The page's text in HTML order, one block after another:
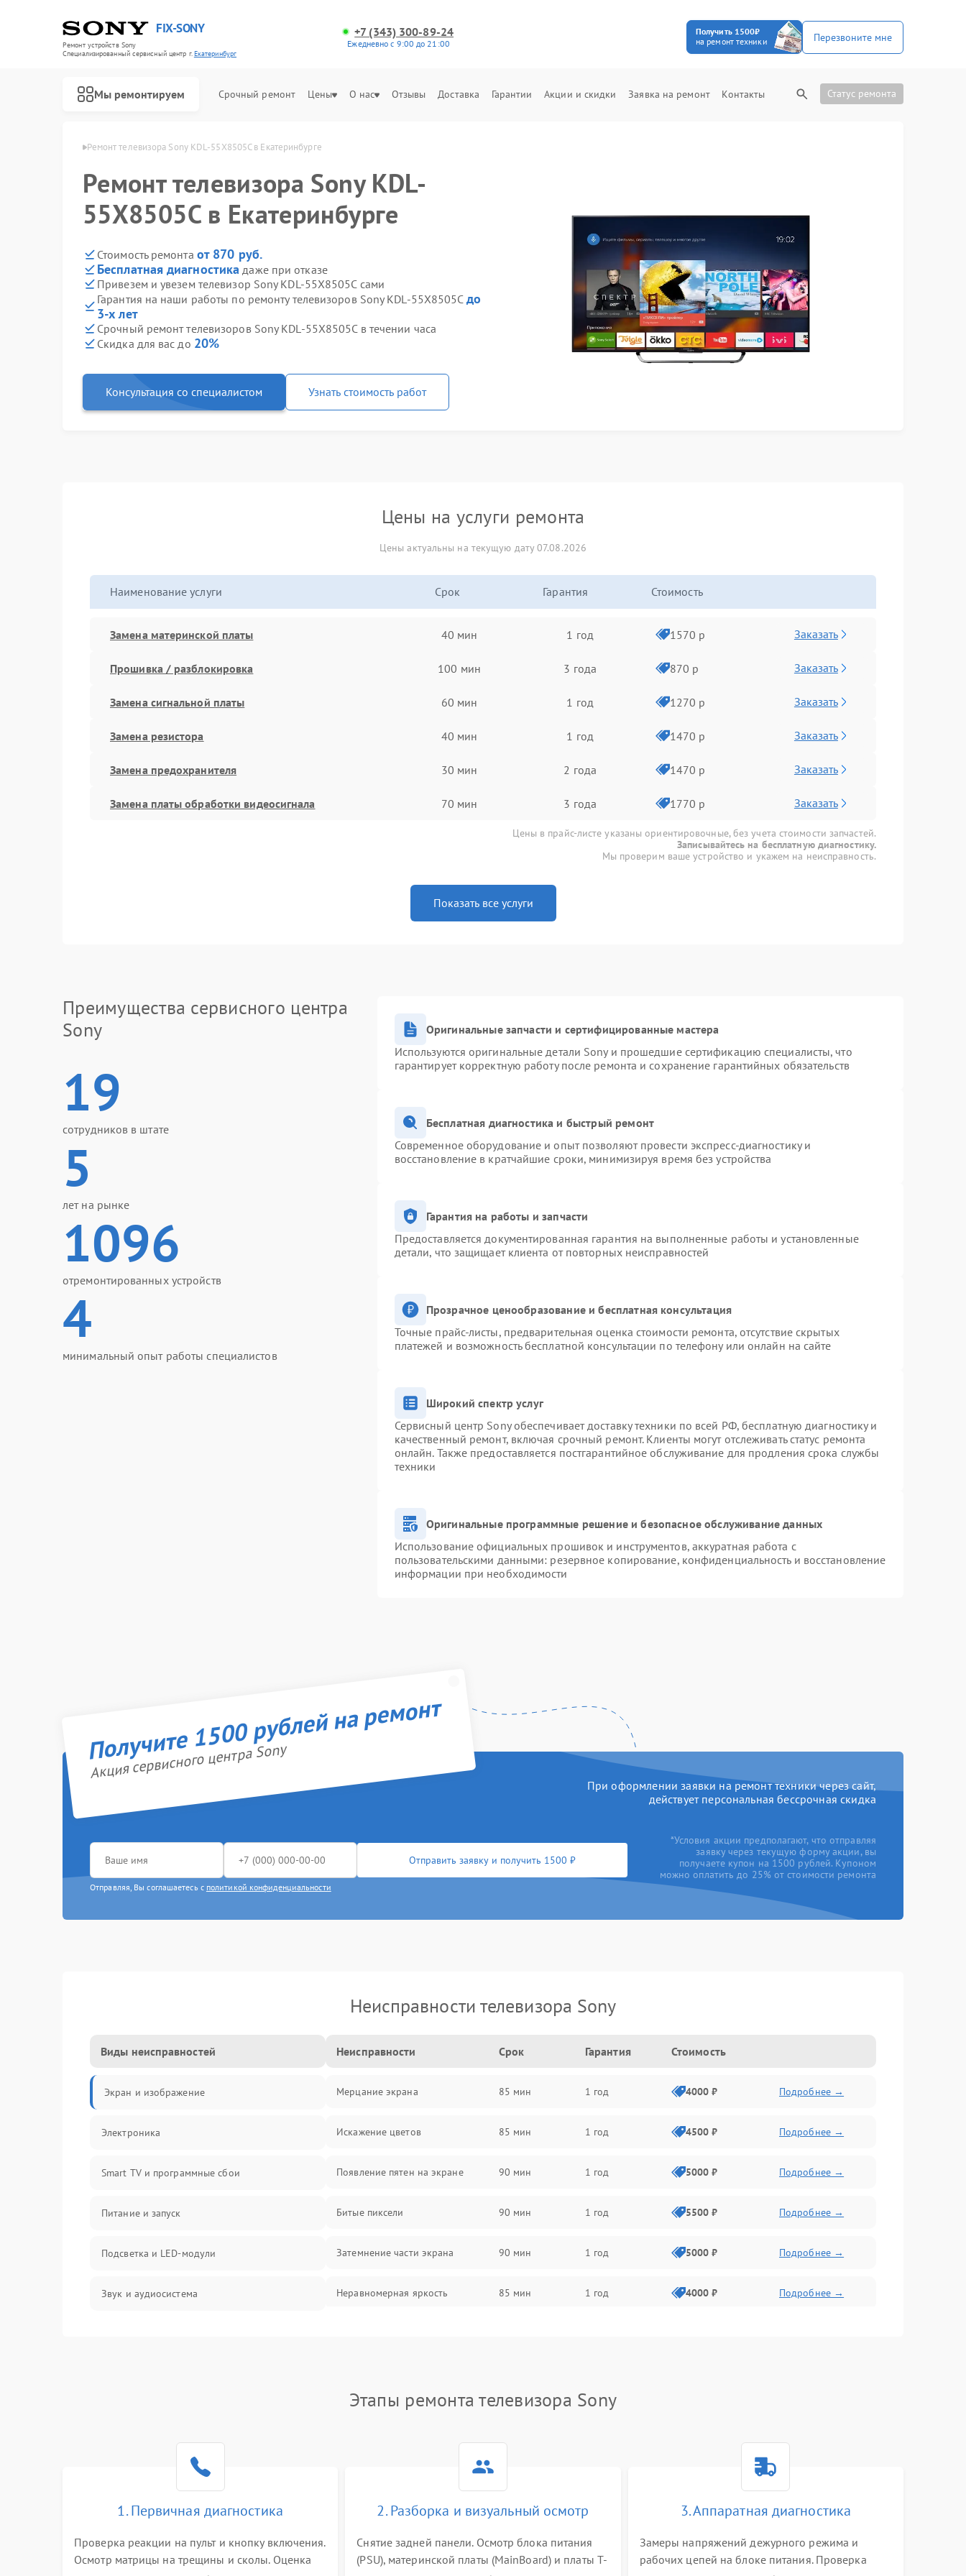
FIX-SONY
Ремонт устройств Sony
Специализированный cервисный центр г.Екатеринбург
+7 (343) 300-89-24
Ежедневно с 9:00 до 21:00
Получить 1500₽
на ремонт техники
Перезвоните мне
Мы ремонтируем Срочный ремонт Цены О нас Отзывы Доставка Гарантии Акции и скидки Заявка на ремонт Контакты Статус ремонта
Ремонт телевизора Sony KDL-55X8505C в Екатеринбурге
Ремонт телевизора Sony KDL-
55X8505C в Екатеринбурге
Стоимость ремонта от 870 руб.
Бесплатная диагностика даже при отказе
Привезем и увезем телевизор Sony KDL-55X8505C сами
Гарантия на наши работы по ремонту телевизоров Sony KDL-55X8505C до
3-х лет
Срочный ремонт телевизоров Sony KDL-55X8505C в течении часа
Скидка для вас до 20%
Консультация со специалистом Узнать стоимость работ
Цены на услуги ремонта
Цены актуальны на текущую дату 07.08.2026
Наименование услуги Срок Гарантия Стоимость
Замена материнской платы 40 мин 1 год 1570 р Заказать
Прошивка / разблокировка 100 мин 3 года 870 р Заказать
Замена сигнальной платы 60 мин 1 год 1270 р Заказать
Замена резистора 40 мин 1 год 1470 р Заказать
Замена предохранителя 30 мин 2 года 1470 р Заказать
Замена платы обработки видеосигнала 70 мин 3 года 1770 р Заказать
Цены в прайс-листе указаны ориентировочные, без учета стоимости запчастей.
Записывайтесь на бесплатную диагностику.
Мы проверим ваше устройство и укажем на неисправность.
Показать все услуги
Преимущества сервисного центра
Sony
19
сотрудников в штате
5
лет на рынке
1096
отремонтированных устройств
4
минимальный опыт работы специалистов
Оригинальные запчасти и сертифицированные мастера
Используются оригинальные детали Sony и прошедшие сертификацию специалисты, что
гарантирует корректную работу после ремонта и сохранение гарантийных обязательств
Бесплатная диагностика и быстрый ремонт
Современное оборудование и опыт позволяют провести экспресс-диагностику и
восстановление в кратчайшие сроки, минимизируя время без устройства
Гарантия на работы и запчасти
Предоставляется документированная гарантия на выполненные работы и установленные
детали, что защищает клиента от повторных неисправностей
Прозрачное ценообразование и бесплатная консультация
Точные прайс-листы, предварительная оценка стоимости ремонта, отсутствие скрытых
платежей и возможность бесплатной консультации по телефону или онлайн на сайте
Широкий спектр услуг
Сервисный центр Sony обеспечивает доставку техники по всей РФ, бесплатную диагностику и
качественный ремонт, включая срочный ремонт. Клиенты могут отслеживать статус ремонта
онлайн. Также предоставляется постгарантийное обслуживание для продления срока службы
техники
Оригинальные программные решение и безопасное обслуживание данных
Использование официальных прошивок и инструментов, аккуратная работа с
пользовательскими данными: резервное копирование, конфиденциальность и восстановление
информации при необходимости
Получите 1500 рублей на ремонт
Акция сервисного центра Sony
При оформлении заявки на ремонт техники через сайт,
действует персональная бессрочная скидка
Отправить заявку и получить 1500 ₽
Отправляя, Вы соглашаетесь с политикой конфиденциальности
*Условия акции предполагают, что отправляя
заявку через текущую форму акции, вы
получаете купон на 1500 рублей. Купоном
можно оплатить до 25% от стоимости ремонта
Неисправности телевизора Sony
Виды неисправностей
Экран и изображение
Электроника
Smart TV и программные сбои
Питание и запуск
Подсветка и LED-модули
Звук и аудиосистема
Программное обеспечение
Корпус и механика
Неисправности Срок Гарантия Стоимость
Мерцание экрана 85 мин 1 год 4000 ₽ Подробнее →
Искажение цветов 85 мин 1 год 4500 ₽ Подробнее →
Появление пятен на экране 90 мин 1 год 5000 ₽ Подробнее →
Битые пиксели 90 мин 1 год 5500 ₽ Подробнее →
Затемнение части экрана 90 мин 1 год 5000 ₽ Подробнее →
Неравномерная яркость 85 мин 1 год 4000 ₽ Подробнее →
Этапы ремонта телевизора Sony
1. Первичная диагностика
Проверка реакции на пульт и кнопку включения.
Осмотр матрицы на трещины и сколы. Оценка
2. Разборка и визуальный осмотр
Снятие задней панели. Осмотр блока питания
(PSU), материнской платы (MainBoard) и платы T-
3. Аппаратная диагностика
Замеры напряжений дежурного режима и
рабочих цепей на блоке питания. Проверка